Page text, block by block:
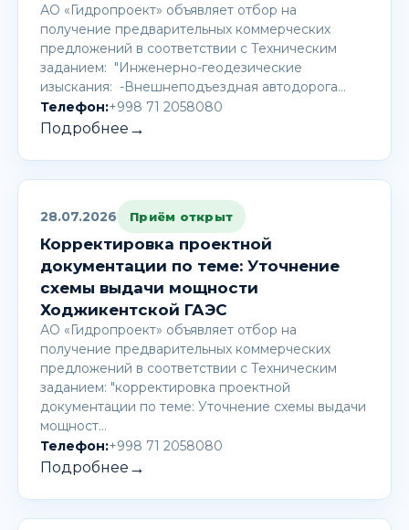
АО «Гидропроект» объявляет отбор на
получение предварительных коммерческих
предложений в соответствии с Техническим
заданием: "Инженерно-геодезические
изыскания: -Внешнеподъездная автодорога…
Телефон:+998 71 2058080
Подробнее →
28.07.2026 Приём открыт
Корректировка проектной
документации по теме: Уточнение
схемы выдачи мощности
Ходжикентской ГАЭС
АО «Гидропроект» объявляет отбор на
получение предварительных коммерческих
предложений в соответствии с Техническим
заданием: "корректировка проектной
документации по теме: Уточнение схемы выдачи
мощност…
Телефон:+998 71 2058080
Подробнее →